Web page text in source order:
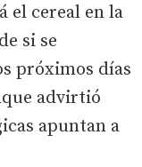
el cereal en la
si se
próximos días
advirtió
apuntan a